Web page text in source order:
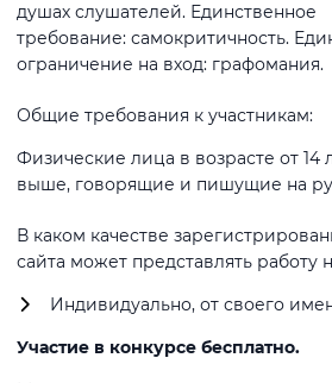
душах слушателей. Единственное
требование: самокритичность.
ограничение на вход: графомания.
Общие требования к участникам:
Физические лица в возрасте от 14
выше, говорящие и пишущие на
В каком качестве
сайта может представлять работу
Индивидуально, от своего
Участие в конкурсе бесплатно.